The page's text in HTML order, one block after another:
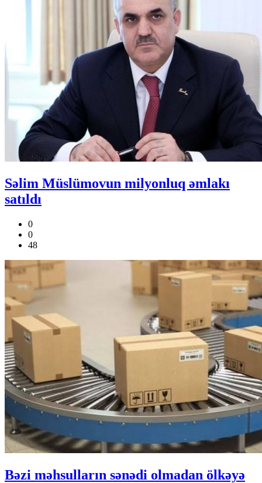
Səlim Müslümovun milyonluq əmlakı
satıldı
0
0
48
Bəzi məhsulların sənədi olmadan ölkəyə